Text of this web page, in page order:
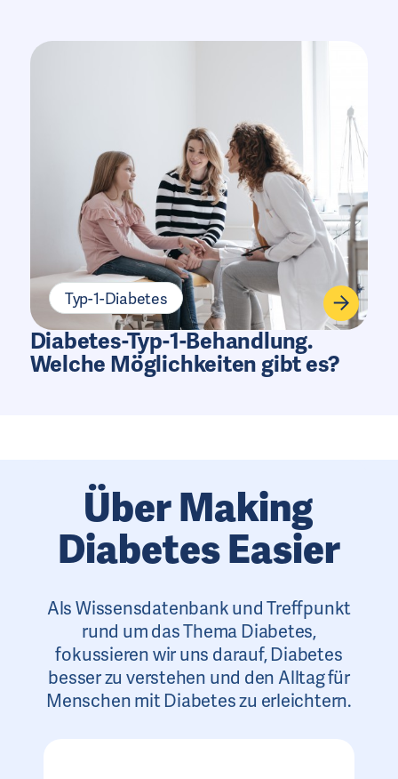
Typ-1-Diabetes
Diabetes-Typ-1-Behandlung.
Welche Möglichkeiten gibt es?
Über Making
Diabetes Easier
Als Wissensdatenbank und Treffpunkt
rund um das Thema Diabetes,
fokussieren wir uns darauf, Diabetes
besser zu verstehen und den Alltag für
Menschen mit Diabetes zu erleichtern.